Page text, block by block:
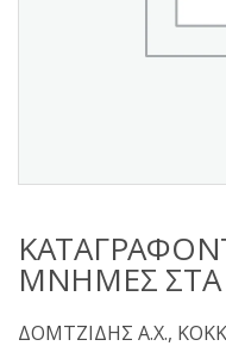
ΜΝΗΜΕΣ ΣΤΑ
ΔΟΜΤΖΙΔΗΣ Α.Χ.,